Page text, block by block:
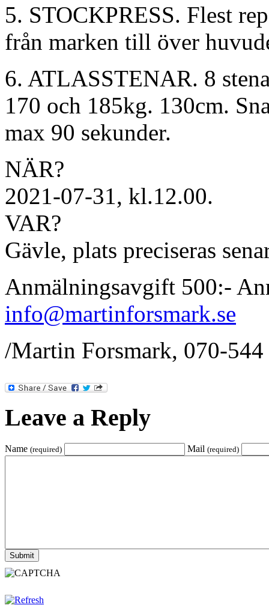
5. STOCKPRESS. Flest
från marken till över
6. ATLASSTENAR. 8
170 och 185kg. 130cm.
max 90 sekunder.
NÄR?
2021-07-31, kl.12.00.
VAR?
Gävle, plats preciseras
Anmälningsavgift 500:-
info@martinforsmark.se
/Martin Forsmark, 070-544
Leave a Reply
Name (required) Mail (required)